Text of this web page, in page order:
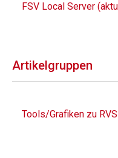
FSV Local Server
Artikelgruppen
Tools/Grafiken zu